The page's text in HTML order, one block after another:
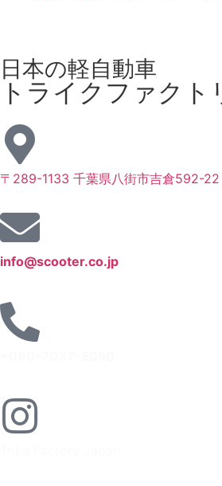
日本の軽自動車
トライクファクト
〒289-1133 千葉県八街市吉倉592-22
info@scooter.co.jp